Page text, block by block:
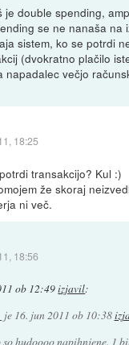
je double spending,
se ne nanaša na
sistem, ko se potrdi
(dvokratno plačilo
napadalec večjo
18:25
transakcijo? Kul :)
že skoraj
ni več.
18:56
ob 12:49izjavil:
je 16. jun 2011 ob 10:38
so hudoooo napihnjene. 1